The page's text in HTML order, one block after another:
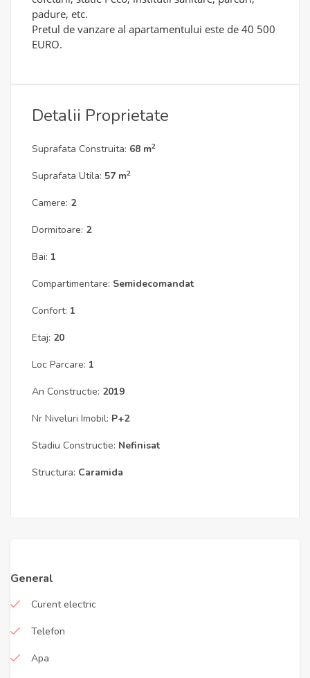
padure, etc.
Pretul de vanzare al apartamentului este de 40 500
EURO.
Detalii Proprietate
Suprafata Construita: 68 m2
Suprafata Utila: 57 m2
Camere: 2
Dormitoare: 2
Bai: 1
Compartimentare: Semidecomandat
Confort: 1
Etaj: 20
Loc Parcare: 1
An Constructie: 2019
Nr Niveluri Imobil: P+2
Stadiu Constructie: Nefinisat
Structura: Caramida
General
Curent electric
Telefon
Apa